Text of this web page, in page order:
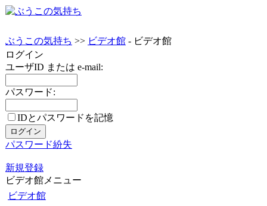
ぶうこの気持ち >> ビデオ館 - ビデオ館
ログイン
ユーザID または e-mail:
パスワード:
IDとパスワードを記憶
パスワード紛失
新規登録
ビデオ館メニュー
ビデオ館